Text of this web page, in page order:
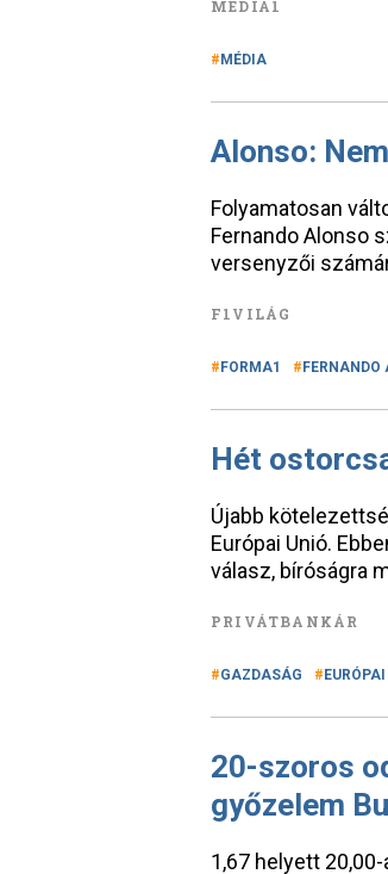
MEDIA1
MÉDIA
Alonso:
Folyamatosan
Fernando Alonso
versenyzői
F1VILÁG
FORMA1 FERNANDO
Hét
Újabb
Európai Unió.
válasz, bíróságra
PRIVÁTBANKÁR
GAZDASÁG
20-szoros
győzelem
1,67 helyett